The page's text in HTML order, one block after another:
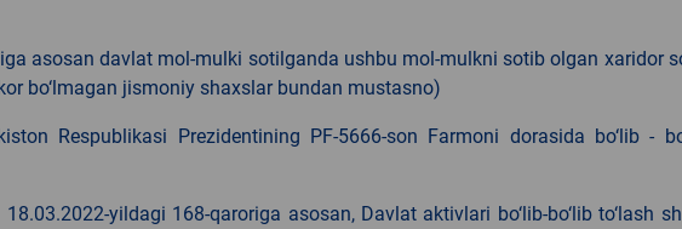
asosan davlat mol-mulki sotilganda ushbu mol-mulkni sotib olgan xaridor
bo‘lmagan jismoniy shaxslar bundan mustasno)
Respublikasi Prezidentining PF-5666-son Farmoni dorasida bo‘lib -
yildagi 168-qaroriga asosan, Davlat aktivlari bo‘lib-bo‘lib to‘lash